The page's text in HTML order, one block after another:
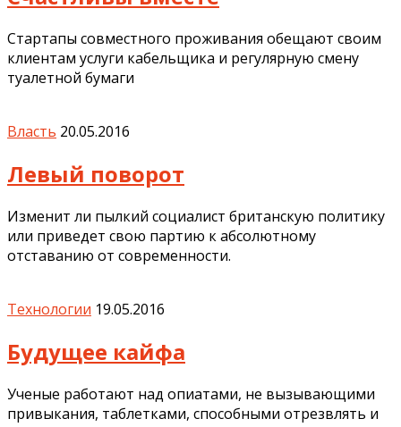
Стартапы совместного проживания обещают своим
клиентам услуги кабельщика и регулярную смену
туалетной бумаги
Власть 20.05.2016
Левый поворот
Изменит ли пылкий социалист британскую политику
или приведет свою партию к абсолютному
отставанию от современности.
Технологии 19.05.2016
Будущее кайфа
Ученые работают над опиатами, не вызывающими
привыкания, таблетками, способными отрезвлять и